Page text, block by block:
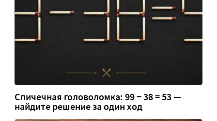
Спичечная головоломка: 99 − 38 = 53 —
найдите решение за один ход